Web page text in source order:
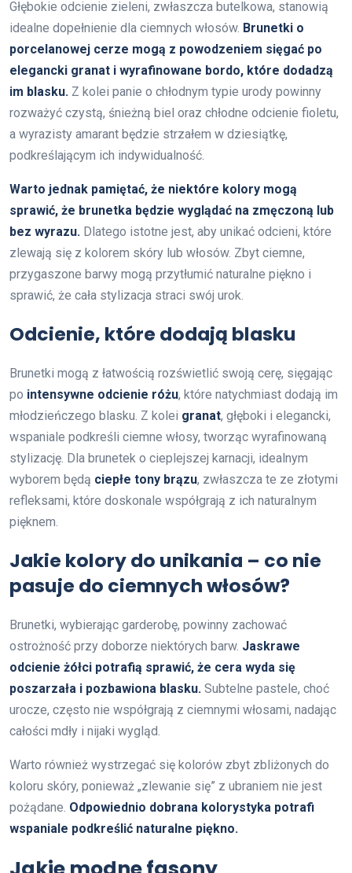
Głębokie odcienie zieleni, zwłaszcza butelkowa, stanowią
idealne dopełnienie dla ciemnych włosów. Brunetki o
porcelanowej cerze mogą z powodzeniem sięgać po
elegancki granat i wyrafinowane bordo, które dodadzą
im blasku. Z kolei panie o chłodnym typie urody powinny
rozważyć czystą, śnieżną biel oraz chłodne odcienie fioletu,
a wyrazisty amarant będzie strzałem w dziesiątkę,
podkreślającym ich indywidualność.
Warto jednak pamiętać, że niektóre kolory mogą
sprawić, że brunetka będzie wyglądać na zmęczoną lub
bez wyrazu. Dlatego istotne jest, aby unikać odcieni, które
zlewają się z kolorem skóry lub włosów. Zbyt ciemne,
przygaszone barwy mogą przytłumić naturalne piękno i
sprawić, że cała stylizacja straci swój urok.
Odcienie, które dodają blasku
Brunetki mogą z łatwością rozświetlić swoją cerę, sięgając
po intensywne odcienie różu, które natychmiast dodają im
młodzieńczego blasku. Z kolei granat, głęboki i elegancki,
wspaniale podkreśli ciemne włosy, tworząc wyrafinowaną
stylizację. Dla brunetek o cieplejszej karnacji, idealnym
wyborem będą ciepłe tony brązu, zwłaszcza te ze złotymi
refleksami, które doskonale współgrają z ich naturalnym
pięknem.
Jakie kolory do unikania – co nie
pasuje do ciemnych włosów?
Brunetki, wybierając garderobę, powinny zachować
ostrożność przy doborze niektórych barw. Jaskrawe
odcienie żółci potrafią sprawić, że cera wyda się
poszarzała i pozbawiona blasku. Subtelne pastele, choć
urocze, często nie współgrają z ciemnymi włosami, nadając
całości mdły i nijaki wygląd.
Warto również wystrzegać się kolorów zbyt zbliżonych do
koloru skóry, ponieważ „zlewanie się” z ubraniem nie jest
pożądane. Odpowiednio dobrana kolorystyka potrafi
wspaniale podkreślić naturalne piękno.